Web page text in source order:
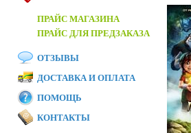
ПРАЙС МАГАЗИНА
ПРАЙС ДЛЯ ПРЕДЗАКАЗА
ОТЗЫВЫ
ДОСТАВКА И ОПЛАТА
ПОМОЩЬ
КОНТАКТЫ